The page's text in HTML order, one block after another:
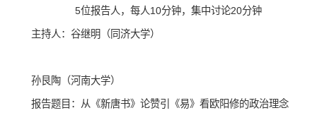
5位报告人，每人10分钟，集中讨论20分钟
主持人：谷继明（同济大学）
孙艮陶（河南大学）
报告题目：从《新唐书》论赞引《易》看欧阳修的政治理念